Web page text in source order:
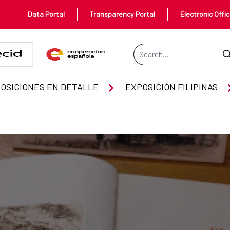
Data Portal Transparency Portal Electronic
Search Bar
EN DETALLE EXPOSICIÓN FILIPINAS